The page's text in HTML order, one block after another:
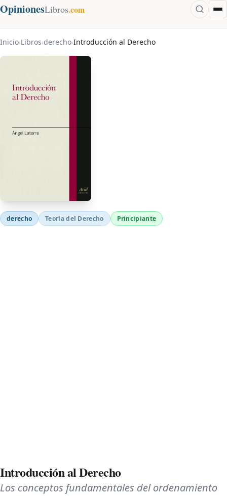
OpinionesLibros.com
Inicio›Libros›derecho›Introducción al Derecho
derecho Teoría del Derecho Principiante
Introducción al Derecho
Los conceptos fundamentales del ordenamiento